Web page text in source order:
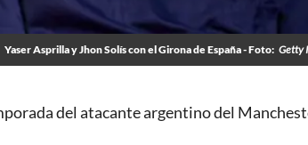
Yaser Asprilla y Jhon Solís con el Girona de España - Foto: Getty
del atacante argentino del